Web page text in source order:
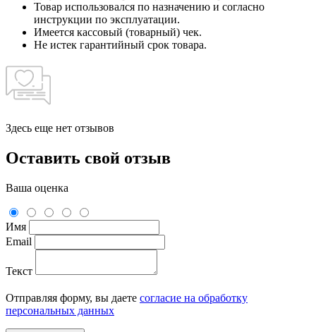
Товар использовался по назначению и согласно
инструкции по эксплуатации.
Имеется кассовый (товарный) чек.
Не истек гарантийный срок товара.
Здесь еще нет отзывов
Оставить свой отзыв
Ваша оценка
Имя
Email
Текст
Отправляя форму, вы даете согласие на обработку
персональных данных